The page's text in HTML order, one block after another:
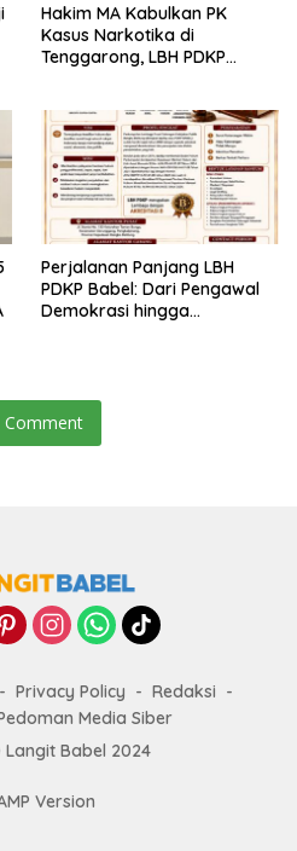
Hakim MA Kabulkan PK
Kasus Narkotika di
Tenggarong, LBH PDKP
Berkeadilan
Perjalanan Panjang LBH
PDKP Babel: Dari Pengawal
Demokrasi hingga
Comment
Privacy Policy
Redaksi
Media Siber
Langit Babel 2024
Version